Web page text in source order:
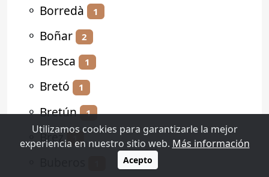
⚬ Borredà 1
⚬ Boñar 2
⚬ Bresca 1
⚬ Bretó 1
⚬Bretún 1
⚬Brez
Utilizamos cookies para garantizarle la mejor
experiencia en nuestro sitio web. Más información
Acepto